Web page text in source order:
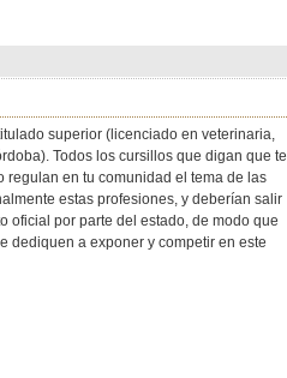
superior (licenciado en veterinaria,
Todos los cursillos que digan que te
regulan en tu comunidad el tema de las
estas profesiones, y deberían salir
oficial por parte del estado, de modo que
dediquen a exponer y competir en este